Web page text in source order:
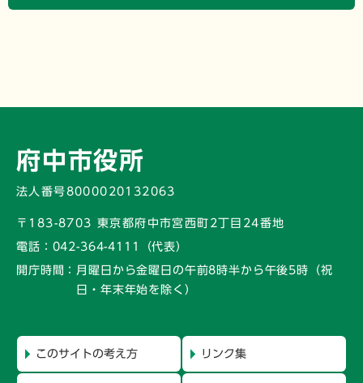
府中市役所
法人番号8000020132063
〒183-8703 東京都府中市宮西町2丁目24番地
電話： 042-364-4111（代表）
開庁時間： 月曜日から金曜日の午前8時半から午後5時 （祝
日・年末年始を除く）
このサイトの考え方 リンク集